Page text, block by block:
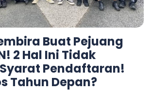
Buat Pejuang
2 Hal Ini Tidak
Pendaftaran!
Tahun Depan?